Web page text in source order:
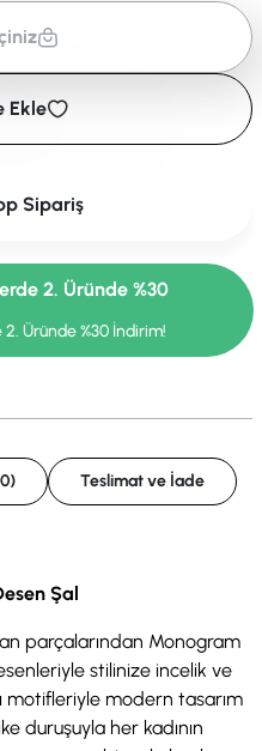
Ekle
Sipariş
2. Üründe %30
Üründe %30 İndirim!
(0) Teslimat ve İade
Şal
parçalarından Monogram
stilinize incelik ve
motifleriyle modern tasarım
duruşuyla her kadının